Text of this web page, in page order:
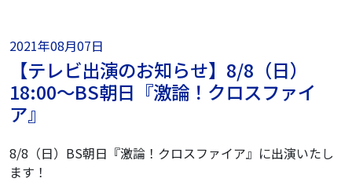
2021年08月07日
【テレビ出演のお知らせ】8/8（日）
18:00〜BS朝日『激論！クロスファイ
ア』
8/8（日）BS朝日『激論！クロスファイア』に出演いたし
ます！